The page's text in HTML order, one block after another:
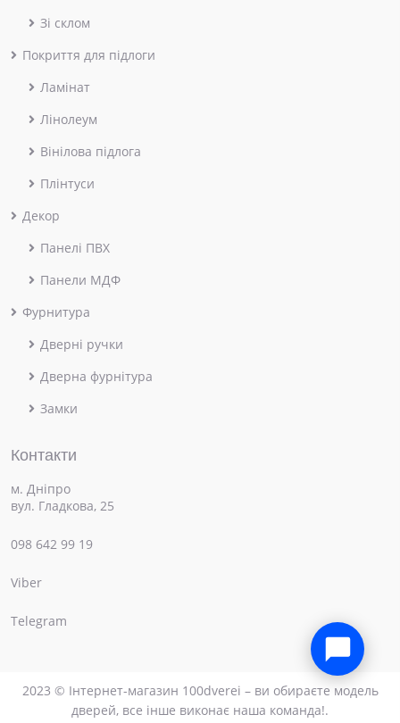
Зі склом
Покриття для підлоги
Ламінат
Лінолеум
Вінілова підлога
Плінтуси
Декор
Панелі ПВХ
Панели МДФ
Фурнитура
Дверні ручки
Дверна фурнітура
Замки
Контакти
м. Дніпро
вул. Гладкова, 25
098 642 99 19
Viber
Telegram
2023 © Інтернет-магазин 100dverei – ви обираєте модель
дверей, все інше виконає наша команда!.